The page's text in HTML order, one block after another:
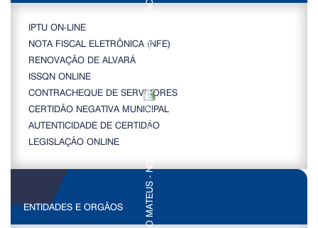
IPTU ON-LINE
NOTA FISCAL ELETRÔNICA (NFE)
RENOVAÇÃO DE ALVARÁ
ISSQN ONLINE
CONTRACHEQUE DE SERVIDORES
CERTIDÃO NEGATIVA MUNICIPAL
AUTENTICIDADE DE CERTIDÃO
LEGISLAÇÃO ONLINE
ENTIDADES E ORGÃOS